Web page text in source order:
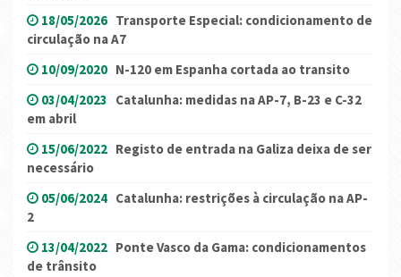
18/05/2026 Transporte Especial: condicionamento de
circulação na A7
10/09/2020 N-120 em Espanha cortada ao transito
03/04/2023 Catalunha: medidas na AP-7, B-23 e C-32
em abril
15/06/2022 Registo de entrada na Galiza deixa de ser
necessário
05/06/2024 Catalunha: restrições à circulação na AP-
2
13/04/2022 Ponte Vasco da Gama: condicionamentos
de trânsito